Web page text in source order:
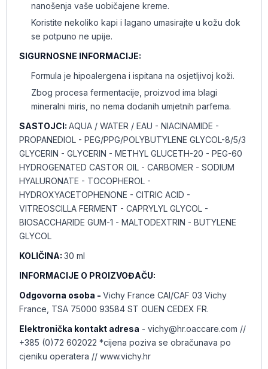
nanošenja vaše uobičajene kreme.
Koristite nekoliko kapi i lagano umasirajte u kožu dok
se potpuno ne upije.
SIGURNOSNE INFORMACIJE:
Formula je hipoalergena i ispitana na osjetljivoj koži.
Zbog procesa fermentacije, proizvod ima blagi
mineralni miris, no nema dodanih umjetnih parfema.
SASTOJCI: AQUA / WATER / EAU - NIACINAMIDE -
PROPANEDIOL - PEG/PPG/POLYBUTYLENE GLYCOL-8/5/3
GLYCERIN - GLYCERIN - METHYL GLUCETH-20 - PEG-60
HYDROGENATED CASTOR OIL - CARBOMER - SODIUM
HYALURONATE - TOCOPHEROL -
HYDROXYACETOPHENONE - CITRIC ACID -
VITREOSCILLA FERMENT - CAPRYLYL GLYCOL -
BIOSACCHARIDE GUM-1 - MALTODEXTRIN - BUTYLENE
GLYCOL
KOLIČINA: 30 ml
INFORMACIJE O PROIZVOĐAČU:
Odgovorna osoba - Vichy France CAI/CAF 03 Vichy
France, TSA 75000 93584 ST OUEN CEDEX FR.
Elektronička kontakt adresa - vichy@hr.oaccare.com //
+385 (0)72 602022 *cijena poziva se obračunava po
cjeniku operatera // www.vichy.hr